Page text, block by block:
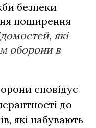
безпеки
поширення
які
оборони в
сповідує
до
які набувають